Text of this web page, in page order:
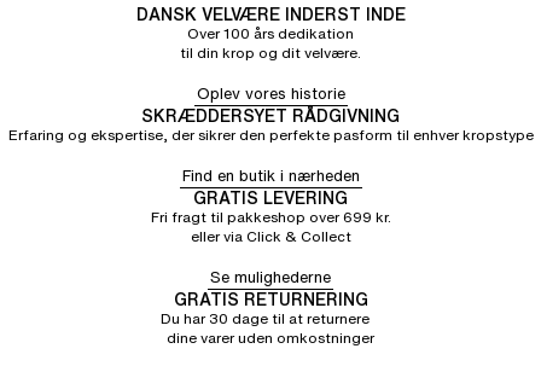
DANSK VELVÆRE INDERST INDE
Over 100 års dedikation
til din krop og dit velvære.
Oplev vores historie
SKRÆDDERSYET RÅDGIVNING
Erfaring og ekspertise, der sikrer den perfekte pasform til enhver kropstype
Find en butik i nærheden
GRATIS LEVERING
Fri fragt til pakkeshop over 699 kr.
eller via Click & Collect
Se mulighederne
GRATIS RETURNERING
Du har 30 dage til at returnere
dine varer uden omkostninger